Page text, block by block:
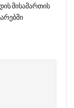
მისამართის